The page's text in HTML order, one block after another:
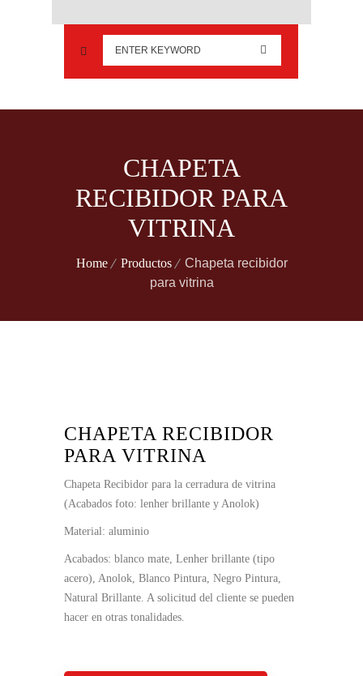
CHAPETA
RECIBIDOR PARA
VITRINA
Home Productos
Chapeta recibidor
para vitrina
CHAPETA RECIBIDOR
PARA VITRINA
Chapeta Recibidor para la cerradura de vitrina
(Acabados foto: lenher brillante y Anolok)
Material: aluminio
Acabados: blanco mate, Lenher brillante (tipo
acero), Anolok, Blanco Pintura, Negro Pintura,
Natural Brillante. A solicitud del cliente se pueden
hacer en otras tonalidades.